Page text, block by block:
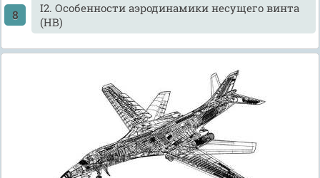
I2. Особенности аэродинамики несущего винта
(НВ)